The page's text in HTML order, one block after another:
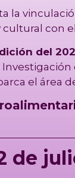
la
con
del
Investigación
el área
de